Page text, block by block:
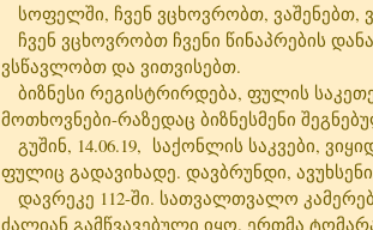
სოფელში, ჩვენ ვცხოვრობთ, ვაშენებთ,
ჩვენ ვცხოვრობთ ჩვენი წინაპრების
ვსწავლობთ და ვითვისებთ.
ბიზნესი რეგისტრირდება, ფულის
მოთხოვნები-რაზედაც ბიზნესმენი
გუშინ, 14.06.19, საქონლის საკვები,
ფულიც გადავიხადე. დავბრუნდი,
დავრეკე 112-ში. სათვალთვალო
ძალიან გამწვავებული იყო. ერთმა